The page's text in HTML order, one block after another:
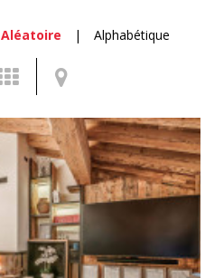
Aléatoire Alphabétique